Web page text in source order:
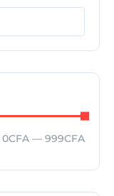
0CFA — 999CFA